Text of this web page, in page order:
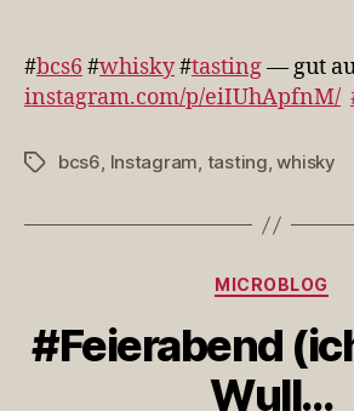
#bcs6 #whisky#tasting— gut
instagram.com/p/eiIUhApfnM/
Schlagwörter
bcs6, Instagram, tasting,whisky
MICROBLOG
#Feierabend
Wull…